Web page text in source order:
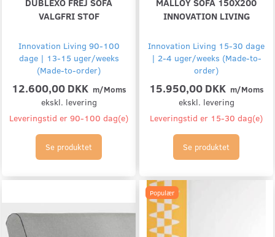
VALGFRI STOF
Innovation Living 90-100
dage | 13-15 uger/weeks
(Made-to-order)
12.600,00 DKK m/Moms
ekskl. levering
Leveringstid er 90-100 dag(e)
Se produktet
INNOVATION LIVING
Innovation Living 15-30 dage
| 2-4 uger/weeks (Made-to-
order)
15.950,00 DKK m/Moms
ekskl. levering
Leveringstid er 15-30 dag(e)
Se produktet
Populær